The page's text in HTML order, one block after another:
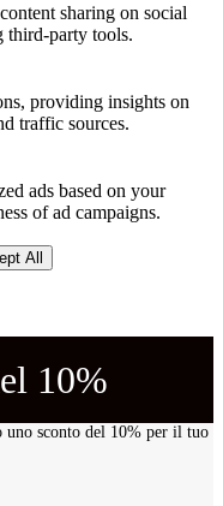
sharing on social
third-party tools.
providing insights on
traffic sources.
ads based on your
of ad campaigns.
All
10%
sconto del 10% per il tuo